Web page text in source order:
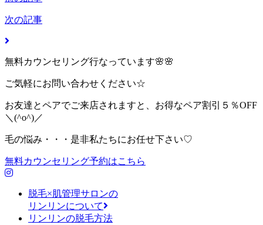
次の記事
無料カウンセリング行なっています🌸🌸
ご気軽にお問い合わせください☆
お友達とペアでご来店されますと、お得なペア割引５％OFF
＼(^o^)／
毛の悩み・・・是非私たちにお任せ下さい♡
無料カウンセリング予約はこちら
脱毛×肌管理サロンの
リンリンについて
リンリンの脱毛方法